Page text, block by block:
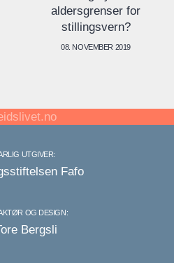
aldersgrenser for
stillingsvern?
08. NOVEMBER 2019
UTGIVER:
Fafo
OG DESIGN:
Bergsli